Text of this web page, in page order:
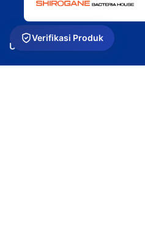
USEFUL LINKS
Verifikasi Produk